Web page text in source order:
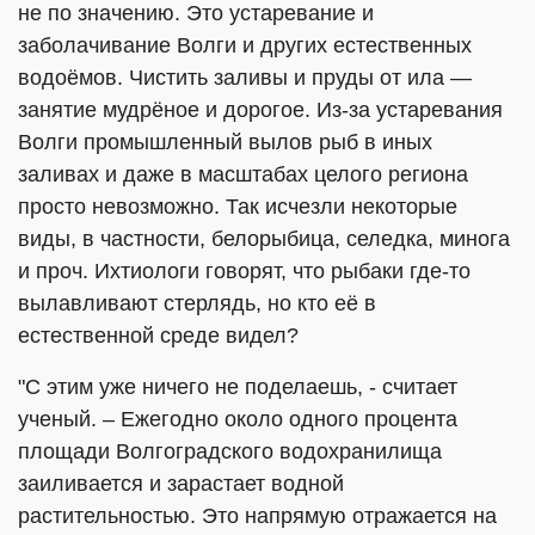
не по значению. Это устаревание и
заболачивание Волги и других естественных
водоёмов. Чистить заливы и пруды от ила —
занятие мудрёное и дорогое. Из-за устаревания
Волги промышленный вылов рыб в иных
заливах и даже в масштабах целого региона
просто невозможно. Так исчезли некоторые
виды, в частности, белорыбица, селедка, минога
и проч. Ихтиологи говорят, что рыбаки где-то
вылавливают стерлядь, но кто её в
естественной среде видел?
"С этим уже ничего не поделаешь, - считает
ученый. – Ежегодно около одного процента
площади Волгоградского водохранилища
заиливается и зарастает водной
растительностью. Это напрямую отражается на